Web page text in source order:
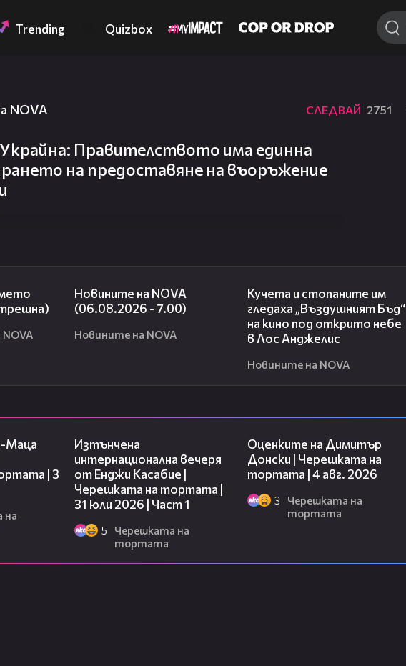
Trending Quizbox
NOVA СЛЕДВАЙ 2751
Правителството има единна
на предоставяне на въоръжение
Новините на NOVA
(06.08.2026 - 7.00)
Новините на NOVA
Кучета и стопаните им
гледаха „Въздушният Бъд“
на кино под открито небе
в Лос Анджелис
Новините на NOVA
Маца
| 3
на
Изтънчена
интернационална вечеря
от Енджи Касабие |
Черешката на тортата |
31 юли 2026 | Част 1
5
Черешката на
тортата
Оценките на Димитър
Донски | Черешката на
тортата | 4 авг. 2026
3
Черешката на
тортата